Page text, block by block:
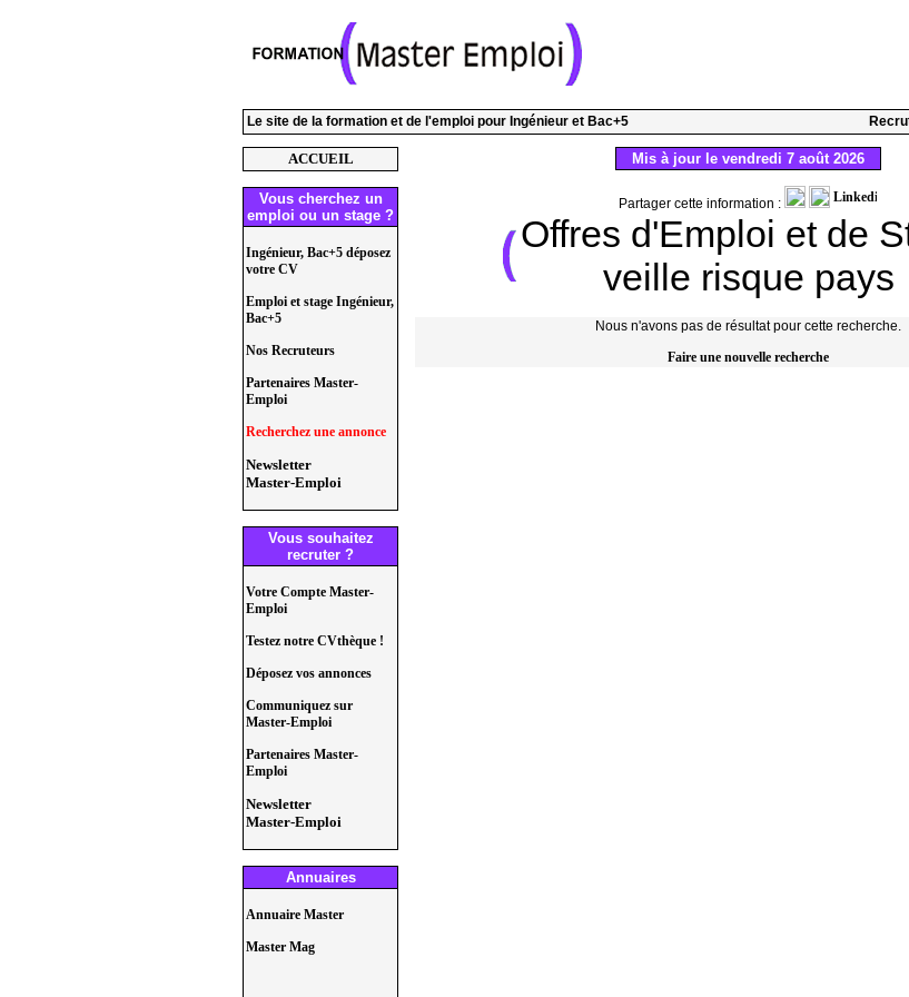
Le site de la formation et de l'emploi pour Ingénieur et Bac+5
ACCUEIL
Vous cherchez un
emploi ou un stage ?
Ingénieur, Bac+5 déposez
votre CV
Emploi et stage Ingénieur,
Bac+5
Nos Recruteurs
Partenaires Master-
Emploi
Recherchez une annonce
Newsletter
Master-Emploi
Vous souhaitez
recruter ?
Votre Compte Master-
Emploi
Testez notre CVthèque !
Déposez vos annonces
Communiquez sur
Master-Emploi
Partenaires Master-
Emploi
Newsletter
Master-Emploi
Annuaires
Annuaire Master
Master Mag
Mis à jour le vendredi 7 août 2026
Partager cette information :
Offres d'Emploi et de
veille risque pays
Nous n'avons pas de résultat pour cette recherche.
Faire une nouvelle recherche